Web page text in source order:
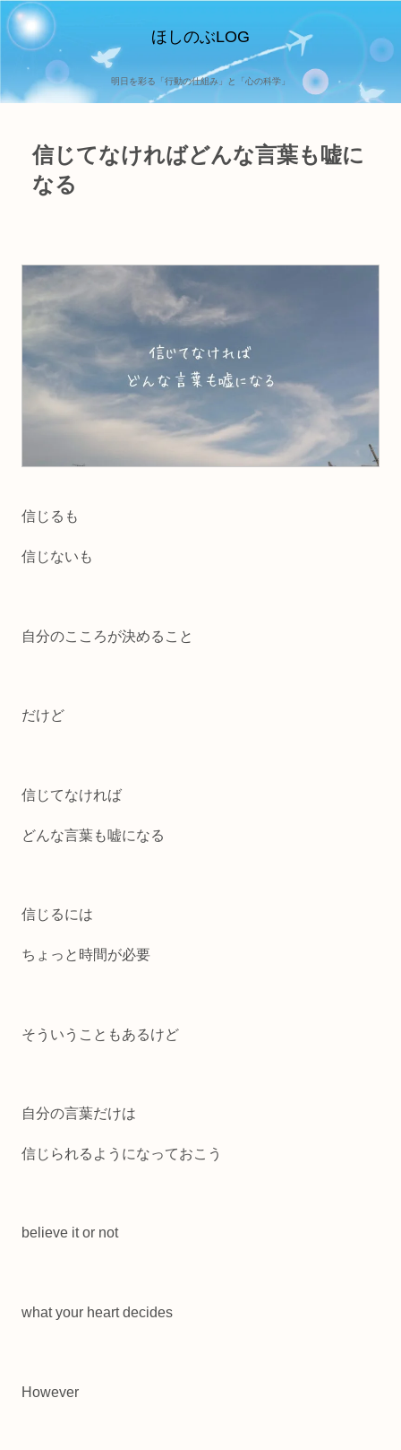
ほしのぶLOG
明日を彩る「行動の仕組み」と「心の科学」
信じてなければどんな言葉も嘘に
なる
信じるも
信じないも
自分のこころが決めること
だけど
信じてなければ
どんな言葉も嘘になる
信じるには
ちょっと時間が必要
そういうこともあるけど
自分の言葉だけは
信じられるようになっておこう
believe it or not
what your heart decides
However